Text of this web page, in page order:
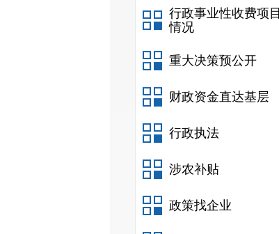
行政事业性收费项目
情况
重大决策预公开
财政资金直达基层
行政执法
涉农补贴
政策找企业